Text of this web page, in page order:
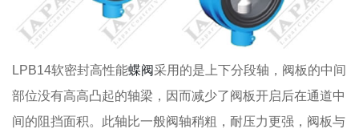
LPB14软密封高性能蝶阀采用的是上下分段轴，阀板的中间
部位没有高高凸起的轴梁，因而减少了阀板开启后在通道中
间的阻挡面积。此轴比一般阀轴稍粗，耐压力更强，阀板与